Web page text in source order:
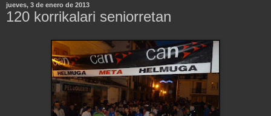
jueves, 3 de enero de 2013
120 korrikalari seniorretan